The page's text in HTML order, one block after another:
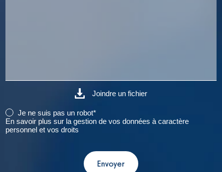
Joindre un fichier
Je ne suis pas un robot*
En savoir plus sur la gestion de vos données à caractère
personnel et vos droits
Envoyer